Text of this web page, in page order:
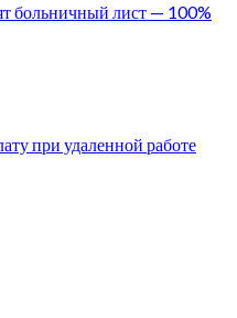
больничный лист — 100%
при удаленной работе